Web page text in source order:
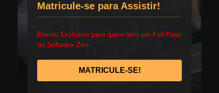
Matricule-se para Assistir!
Evento Exclusivo para quem tem um Full Pass
da Software Zen.
MATRICULE-SE!